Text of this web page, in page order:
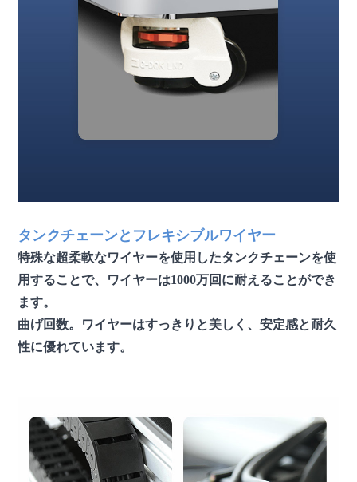
タンクチェーンとフレキシブルワイヤー
特殊な超柔軟なワイヤーを使用したタンクチェーンを使
用することで、ワイヤーは1000万回に耐えることができ
ます。
曲げ回数。ワイヤーはすっきりと美しく、安定感と耐久
性に優れています。